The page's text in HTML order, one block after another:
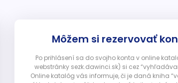
Môžem si rezervovať
Po prihlásení sa do svojho konta v online
webstránky sezk.dawinci.sk) si cez
Online katalóg vás informuje, či je daná kniha